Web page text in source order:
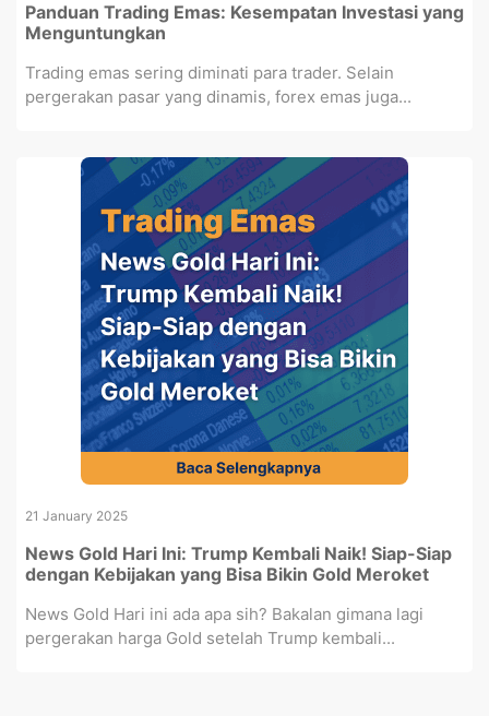
Panduan Trading Emas: Kesempatan Investasi yang
Menguntungkan
Trading emas sering diminati para trader. Selain
pergerakan pasar yang dinamis, forex emas juga...
21 January 2025
News Gold Hari Ini: Trump Kembali Naik! Siap-Siap
dengan Kebijakan yang Bisa Bikin Gold Meroket
News Gold Hari ini ada apa sih? Bakalan gimana lagi
pergerakan harga Gold setelah Trump kembali...